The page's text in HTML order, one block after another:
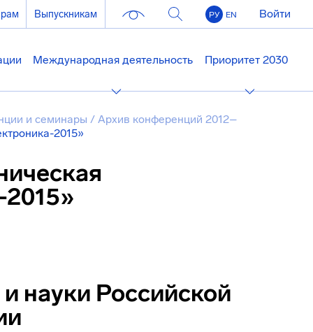
Выпускникам РУ EN Войти
Международная деятельность Приоритет 2030
и семинары / Архив конференций 2012–
2015»
науки Российской